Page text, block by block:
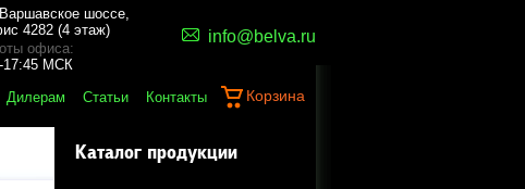
Варшавское шоссе,
4282 (4 этаж)
офиса:
17:45 МСК
info@belva.ru
Дилерам Статьи Контакты Корзина
Каталог продукции